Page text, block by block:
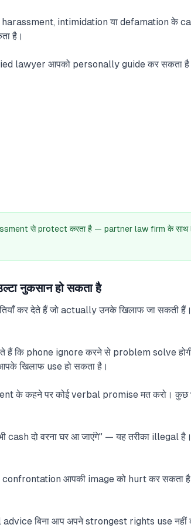
intimidation या defamation के
है।
lawyer आपको personally guide कर सकता
से protect करता है — partner law firm के साथ
नुकसान हो सकता है
कर देते हैं जो actually उनके खिलाफ जा सकती हैं।
हैं कि phone ignore करने से problem solve
खिलाफ use हो सकता है।
कहने पर कोई verbal promise मत करो। कुछ
दो वरना घर आ जाएंगे" — यह तरीका illegal
आपकी image को hurt कर सकता
बिना आप अपने strongest rights use नहीं